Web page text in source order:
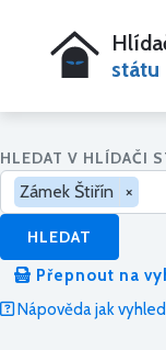
státu
HLEDAT V HLÍDAČI
Zámek Štiřín ×
HLEDAT
Přepnout na
Nápověda jak